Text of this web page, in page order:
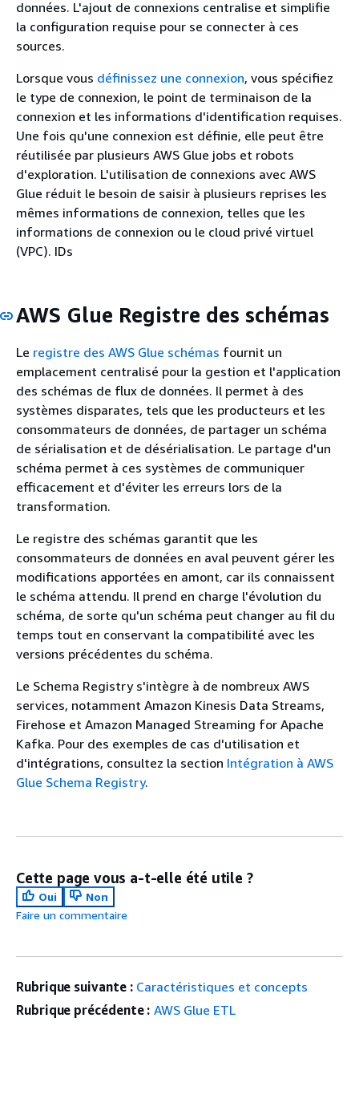
données. L'ajout de connexions centralise et simplifie
la configuration requise pour se connecter à ces
sources.
Lorsque vous définissez une connexion, vous spécifiez
le type de connexion, le point de terminaison de la
connexion et les informations d'identification requises.
Une fois qu'une connexion est définie, elle peut être
réutilisée par plusieurs AWS Glue jobs et robots
d'exploration. L'utilisation de connexions avec AWS
Glue réduit le besoin de saisir à plusieurs reprises les
mêmes informations de connexion, telles que les
informations de connexion ou le cloud privé virtuel
(VPC). IDs
AWS Glue Registre des schémas
Le registre des AWS Glue schémas fournit un
emplacement centralisé pour la gestion et l'application
des schémas de flux de données. Il permet à des
systèmes disparates, tels que les producteurs et les
consommateurs de données, de partager un schéma
de sérialisation et de désérialisation. Le partage d'un
schéma permet à ces systèmes de communiquer
efficacement et d'éviter les erreurs lors de la
transformation.
Le registre des schémas garantit que les
consommateurs de données en aval peuvent gérer les
modifications apportées en amont, car ils connaissent
le schéma attendu. Il prend en charge l'évolution du
schéma, de sorte qu'un schéma peut changer au fil du
temps tout en conservant la compatibilité avec les
versions précédentes du schéma.
Le Schema Registry s'intègre à de nombreux AWS
services, notamment Amazon Kinesis Data Streams,
Firehose et Amazon Managed Streaming for Apache
Kafka. Pour des exemples de cas d'utilisation et
d'intégrations, consultez la section Intégration à AWS
Glue Schema Registry.
Cette page vous a-t-elle été utile ?
Oui
Non
Faire un commentaire
Rubrique suivante : Caractéristiques et concepts
Rubrique précédente : AWS Glue ETL